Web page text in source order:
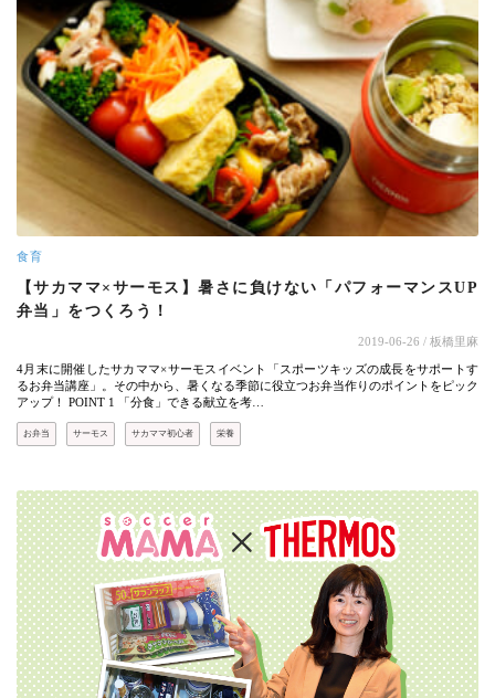
食育
【サカママ×サーモス】暑さに負けない「パフォーマンスUP
弁当」をつくろう！
2019-06-26 / 板橋里麻
4月末に開催したサカママ×サーモスイベント「スポーツキッズの成長をサポートす
るお弁当講座」。その中から、暑くなる季節に役立つお弁当作りのポイントをピック
アップ！ POINT 1 「分食」できる献立を考…
お弁当 サーモス サカママ初心者 栄養